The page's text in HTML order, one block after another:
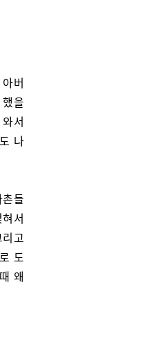
버
을
서
나
들
서
고
도
왜